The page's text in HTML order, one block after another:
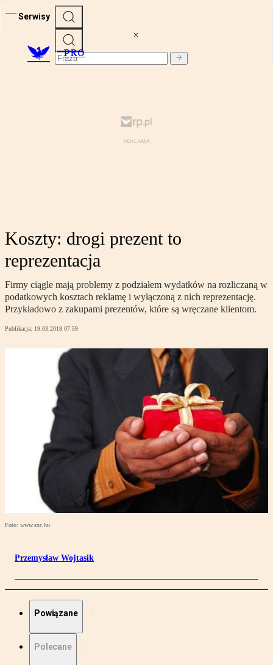
Serwisy
PRO
Koszty: drogi prezent to
reprezentacja
Firmy ciągle mają problemy z podziałem wydatków na rozliczaną w
podatkowych kosztach reklamę i wyłączoną z nich reprezentację.
Przykładowo z zakupami prezentów, które są wręczane klientom.
Publikacja: 19.03.2018 07:59
Foto: www.sxc.hu
Przemysław Wojtasik
Powiązane
Polecane